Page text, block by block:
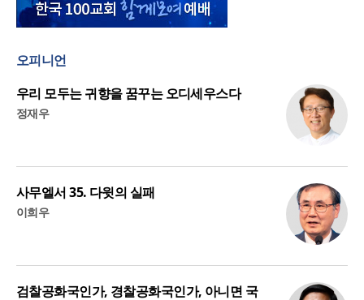
오피니언
우리 모두는 귀향을 꿈꾸는 오디세우스다
정재우
사무엘서 35. 다윗의 실패
이희우
검찰공화국인가, 경찰공화국인가, 아니면 국